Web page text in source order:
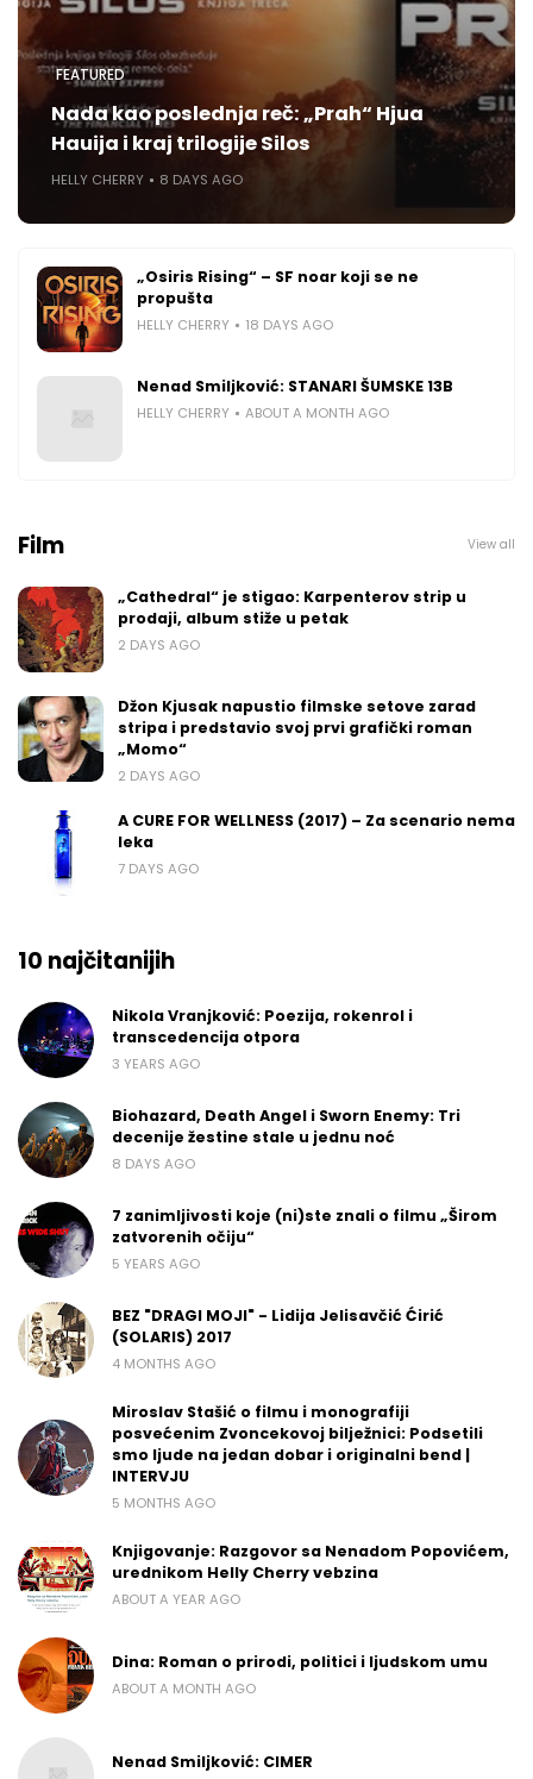
FEATURED
Nada kao poslednja reč: „Prah“ Hjua
Hauija i kraj trilogije Silos
HELLY CHERRY 8 DAYS AGO
„Osiris Rising“ – SF noar koji se ne
propušta
HELLY CHERRY 18 DAYS AGO
Nenad Smiljković: STANARI ŠUMSKE 13B
HELLY CHERRY ABOUT A MONTH AGO
Film View all
„Cathedral“ je stigao: Karpenterov strip u
prodaji, album stiže u petak
2 DAYS AGO
Džon Kjusak napustio filmske setove zarad
stripa i predstavio svoj prvi grafički roman
„Momo“
2 DAYS AGO
A CURE FOR WELLNESS (2017) – Za scenario nema
leka
7 DAYS AGO
10 najčitanijih
Nikola Vranjković: Poezija, rokenrol i
transcedencija otpora
3 YEARS AGO
Biohazard, Death Angel i Sworn Enemy: Tri
decenije žestine stale u jednu noć
8 DAYS AGO
7 zanimljivosti koje (ni)ste znali o filmu „Širom
zatvorenih očiju“
5 YEARS AGO
BEZ "DRAGI MOJI" - Lidija Jelisavčić Ćirić
(SOLARIS) 2017
4 MONTHS AGO
Miroslav Stašić o filmu i monografiji
posvećenim Zvoncekovoj bilježnici: Podsetili
smo ljude na jedan dobar i originalni bend |
INTERVJU
5 MONTHS AGO
Knjigovanje: Razgovor sa Nenadom Popovićem,
urednikom Helly Cherry vebzina
ABOUT A YEAR AGO
Dina: Roman o prirodi, politici i ljudskom umu
ABOUT A MONTH AGO
Nenad Smiljković: CIMER